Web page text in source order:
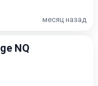
месяц назад
NQ